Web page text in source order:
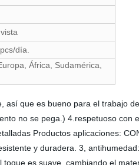
día.
África, Sudamérica,
que es bueno para el trabajo
no se pega.) 4.respetuoso
Productos aplicaciones:
y duradera. 3,
es suave, cambiando el